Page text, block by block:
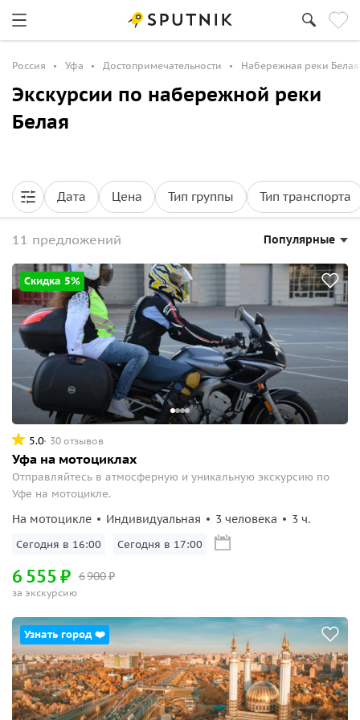
Россия Уфа Достопримечательности Набережная реки Белая
Экскурсии по набережной реки
Белая
Дата Цена Тип группы Тип транспорта
11 предложений Популярные
Скидка 5%
5.0 30 отзывов
Уфа на мотоциклах
Отправляйтесь в атмосферную и уникальную экскурсию по
Уфе на мотоцикле.
На мотоцикле Индивидуальная 3 человека 3 ч.
Сегодня в 16:00 Сегодня в 17:00
6900₽
6 555₽
за экскурсию
Узнать город ❤️